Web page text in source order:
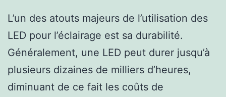
L’un des atouts majeurs de l’utilisation des
LED pour l’éclairage est sa durabilité.
Généralement, une LED peut durer jusqu’à
plusieurs dizaines de milliers d’heures,
diminuant de ce fait les coûts de